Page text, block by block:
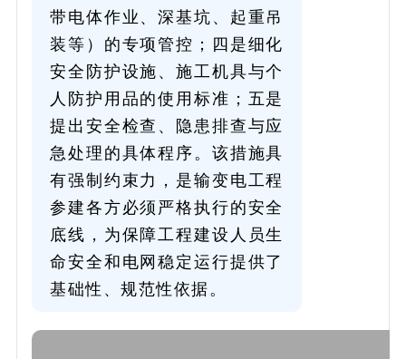
带电体作业、深基坑、起重吊
装等）的专项管控；四是细化
安全防护设施、施工机具与个
人防护用品的使用标准；五是
提出安全检查、隐患排查与应
急处理的具体程序。该措施具
有强制约束力，是输变电工程
参建各方必须严格执行的安全
底线，为保障工程建设人员生
命安全和电网稳定运行提供了
基础性、规范性依据。